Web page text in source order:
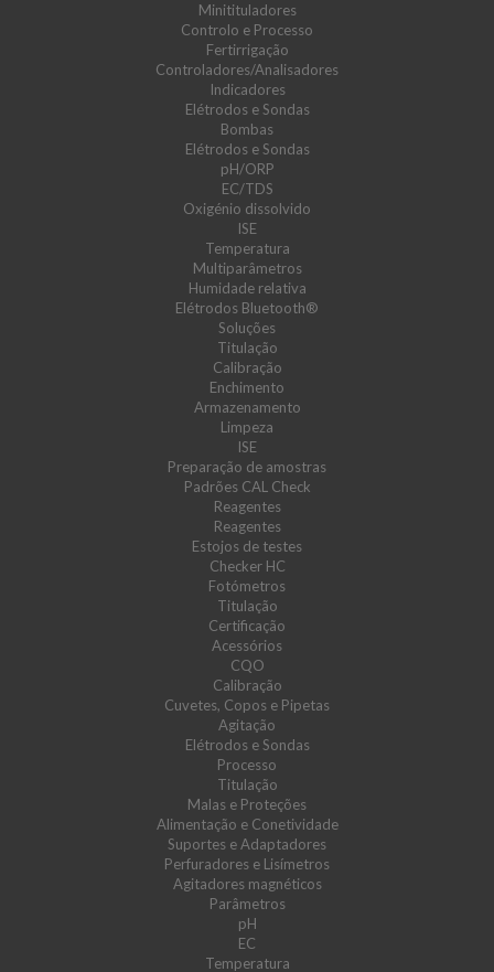
Minitituladores
Controlo e Processo
Fertirrigação
Controladores/Analisadores
Indicadores
Elétrodos e Sondas
Bombas
Elétrodos e Sondas
pH/ORP
EC/TDS
Oxigénio dissolvido
ISE
Temperatura
Multiparâmetros
Humidade relativa
Elétrodos Bluetooth®
Soluções
Titulação
Calibração
Enchimento
Armazenamento
Limpeza
ISE
Preparação de amostras
Padrões CAL Check
Reagentes
Reagentes
Estojos de testes
Checker HC
Fotómetros
Titulação
Certificação
Acessórios
CQO
Calibração
Cuvetes, Copos e Pipetas
Agitação
Elétrodos e Sondas
Processo
Titulação
Malas e Proteções
Alimentação e Conetividade
Suportes e Adaptadores
Perfuradores e Lisímetros
Agitadores magnéticos
Parâmetros
pH
EC
Temperatura